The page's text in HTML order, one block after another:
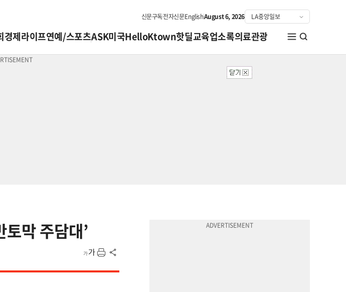
신문구독전자신문EnglishAugust 6, 2026
경제라이프연예/스포츠ASK미국HelloKtown핫딜교육업소록의료관광
막 주담대’